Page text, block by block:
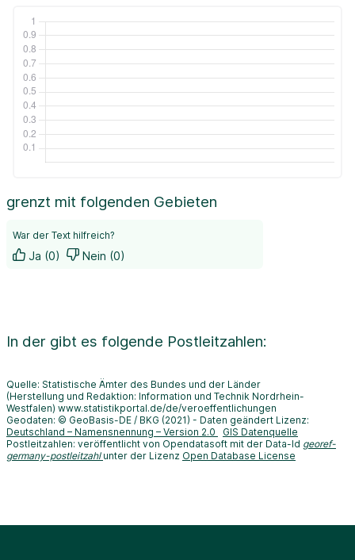
grenzt mit folgenden Gebieten
War der Text hilfreich?
Ja (0) Nein (0)
In der gibt es folgende Postleitzahlen:
Quelle: Statistische Ämter des Bundes und der Länder
(Herstellung und Redaktion: Information und Technik Nordrhein-
Westfalen) www.statistikportal.de/de/veroeffentlichungen
Geodaten: © GeoBasis-DE / BKG (2021) - Daten geändert Lizenz:
Deutschland – Namensnennung – Version 2.0
GIS Datenquelle
Postleitzahlen: veröffentlicht von Opendatasoft mit der Data-Id georef-
germany-postleitzahl unter der Lizenz Open Database License